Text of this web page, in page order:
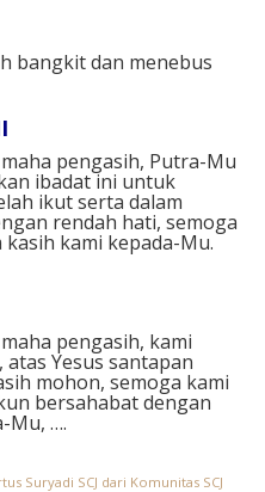
bangkit dan menebus
pengasih, Putra-Mu
ibadat ini untuk
ikut serta dalam
rendah hati, semoga
kami kepada-Mu.
pengasih, kami
Yesus santapan
mohon, semoga kami
bersahabat dengan
Mu, ….
Suryadi SCJ dari Komunitas SCJ